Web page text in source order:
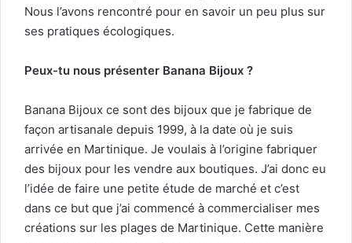
Nous l’avons rencontré pour en savoir un peu plus sur
ses pratiques écologiques.
Peux-tu nous présenter Banana Bijoux ?
Banana Bijoux ce sont des bijoux que je fabrique de
façon artisanale depuis 1999, à la date où je suis
arrivée en Martinique. Je voulais à l’origine fabriquer
des bijoux pour les vendre aux boutiques. J’ai donc eu
l’idée de faire une petite étude de marché et c’est
dans ce but que j’ai commencé à commercialiser mes
créations sur les plages de Martinique. Cette manière